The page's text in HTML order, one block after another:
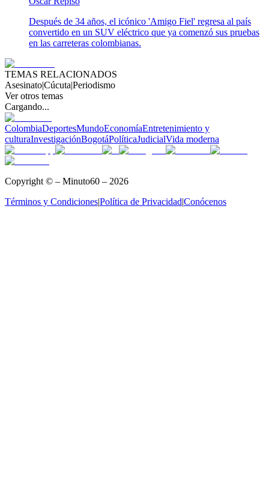
Después de 34 años, el icónico 'Amigo Fiel' regresa al país
convertido en un SUV eléctrico que ya comenzó sus pruebas
en las carreteras colombianas.
TEMAS RELACIONADOS
Asesinato|Cúcuta|Periodismo
Ver otros temas
Cargando...
ColombiaDeportesMundoEconomíaEntretenimiento y
culturaInvestigaciónBogotáPolíticaJudicialVida moderna
Copyright © – Minuto60 – 2026
Términos y Condiciones|Política de Privacidad|Conócenos